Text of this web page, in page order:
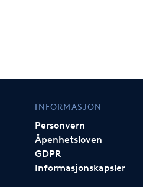
INFORMASJON
Personvern
Åpenhetsloven
GDPR
Informasjonskapsler